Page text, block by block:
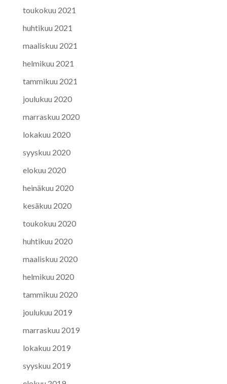
toukokuu 2021
huhtikuu 2021
maaliskuu 2021
helmikuu 2021
tammikuu 2021
joulukuu 2020
marraskuu 2020
lokakuu 2020
syyskuu 2020
elokuu 2020
heinäkuu 2020
kesäkuu 2020
toukokuu 2020
huhtikuu 2020
maaliskuu 2020
helmikuu 2020
tammikuu 2020
joulukuu 2019
marraskuu 2019
lokakuu 2019
syyskuu 2019